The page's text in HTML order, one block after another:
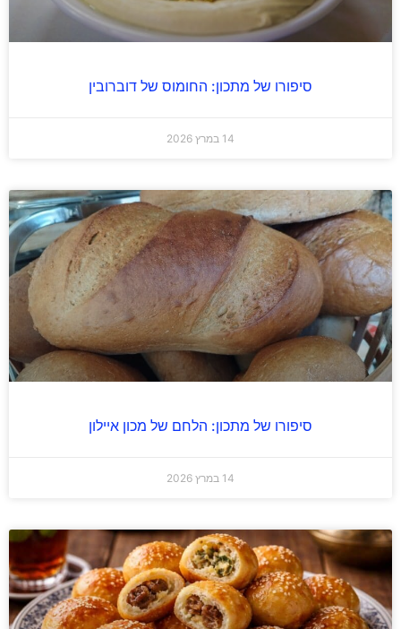
סיפורו של מתכון: החומוס של דוברובין
סיפורו של מתכון: הלחם של מכון איילון